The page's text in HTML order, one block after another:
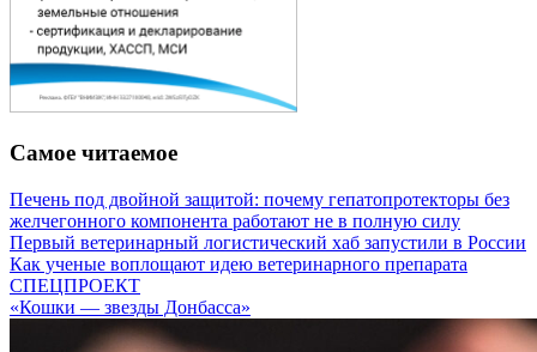
Самое читаемое
Печень под двойной защитой: почему гепатопротекторы без
желчегонного компонента работают не в полную силу
Первый ветеринарный логистический хаб запустили в России
Как ученые воплощают идею ветеринарного препарата
СПЕЦПРОЕКТ
«Кошки — звезды Донбасса»